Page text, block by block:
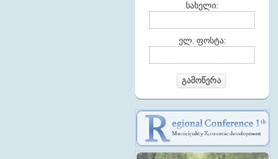
მაჟორიტარი წევრები თემებში
სახელი:
ელ. ფოსტა:
გამოწერა